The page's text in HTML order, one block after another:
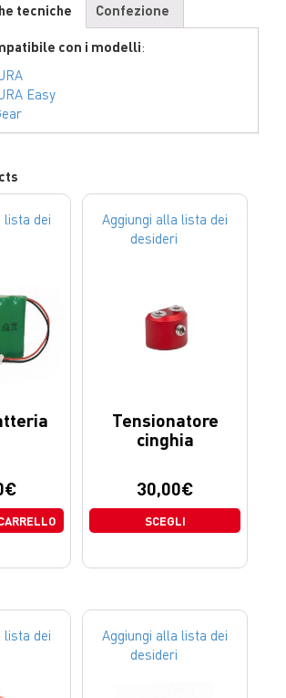
tecniche
Confezione
con i modelli:
Easy
lista dei
€
Aggiungi alla lista dei
desideri
Tensionatore
cinghia
30,00€
SCEGLI
lista dei
Aggiungi alla lista dei
desideri